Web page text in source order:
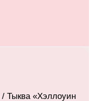
/ Тыква «Хэллоуин